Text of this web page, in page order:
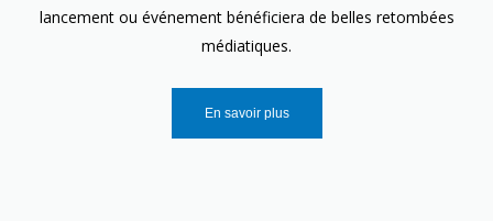
lancement ou événement bénéficiera de belles retombées
médiatiques.
En savoir plus